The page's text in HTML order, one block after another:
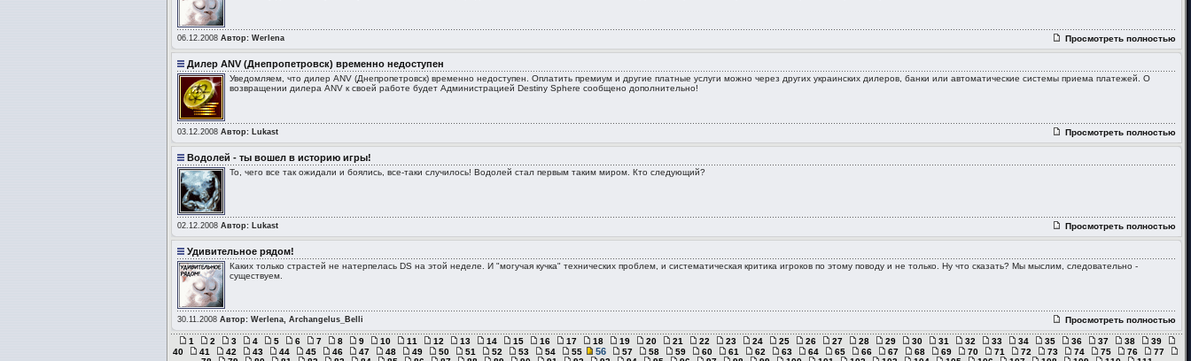
06.12.2008 Автор: Werlena Просмотреть полностью
Дилер ANV (Днепропетровск) временно недоступен
Уведомляем, что дилер ANV (Днепропетровск) временно недоступен. Оплатить премиум и другие платные услуги можно через других украинских дилеров, банки или автоматические системы приема платежей. О
возвращении дилера ANV к своей работе будет Администрацией Destiny Sphere сообщено дополнительно!
03.12.2008 Автор: Lukast Просмотреть полностью
Водолей - ты вошел в историю игры!
То, чего все так ожидали и боялись, все-таки случилось! Водолей стал первым таким миром. Кто следующий?
02.12.2008 Автор: Lukast Просмотреть полностью
Удивительное рядом!
Каких только страстей не натерпелась DS на этой неделе. И "могучая кучка" технических проблем, и систематическая критика игроков по этому поводу и не только. Ну что сказать? Мы мыслим, следовательно -
существуем.
30.11.2008 Автор: Werlena, Archangelus_Belli Просмотреть полностью
1 2 3 4 5 6 7 8 9 10 11 12 13 14 15 16 17 18 19 20 21 22 23 24 25 26 27 28 29 30 31 32 33 34 35 36 37 38
39
40
41 42 43 44 45 46 47 48 49 50 51 52 53 54 55 56 57 58 59 60 61 62 63 64 65 66 67 68 69 70 71 72 73 74 75 76
77